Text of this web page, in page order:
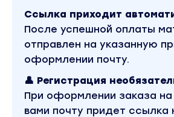
Ссылка приходит
После успешной оплаты
отправлен на указанную
оформлении почту.
👤 Регистрация
При оформлении заказа
вами почту придет ссылка